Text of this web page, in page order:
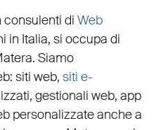
consulenti di Web
in Italia, si occupa di
. Siamo
: siti web, siti e-
gestionali web, app
personalizzateanche a